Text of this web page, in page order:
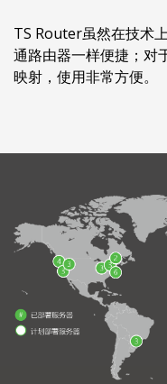
TS Router虽然在技术
通路由器一样便捷；对
映射，使用非常方便。